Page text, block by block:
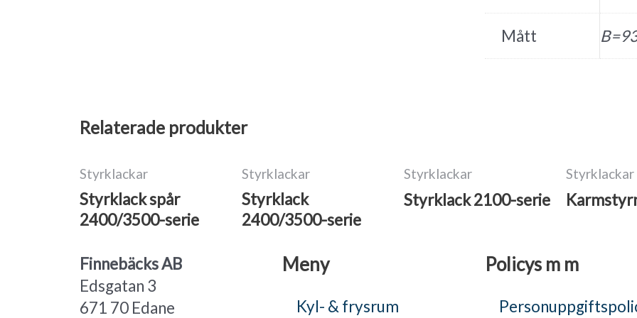
Mått
Relaterade produkter
Styrklackar
Styrklack spår
2400/3500-serie
Styrklackar
Styrklack
2400/3500-serie
Styrklackar
Styrklack 2100-serie
Styrklackar
Finnebäcks AB
Edsgatan 3
671 70 Edane
Meny
Kyl- & frysrum
Policys m m